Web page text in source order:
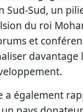
Sud-Sud, un
du roi
et
davantage
a également